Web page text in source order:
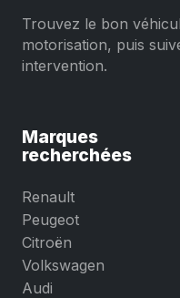
Trouvez le bon
motorisation, puis
intervention.
Marques
recherchées
Renault
Peugeot
Citroën
Volkswagen
Audi